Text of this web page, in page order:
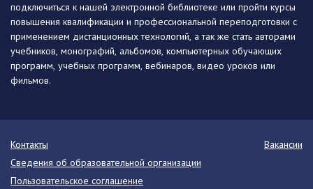
подключиться к нашей электронной библиотеке или пройти курсы
повышения квалификации и профессиональной переподготовки с
применением дистанционных технологий, а так же стать авторами
учебников, монографий, альбомов, компьютерных обучающих
программ, учебных программ, вебинаров, видео уроков или
фильмов.
Контакты
Вакансии
Сведения об образовательной организации
Пользовательское соглашение